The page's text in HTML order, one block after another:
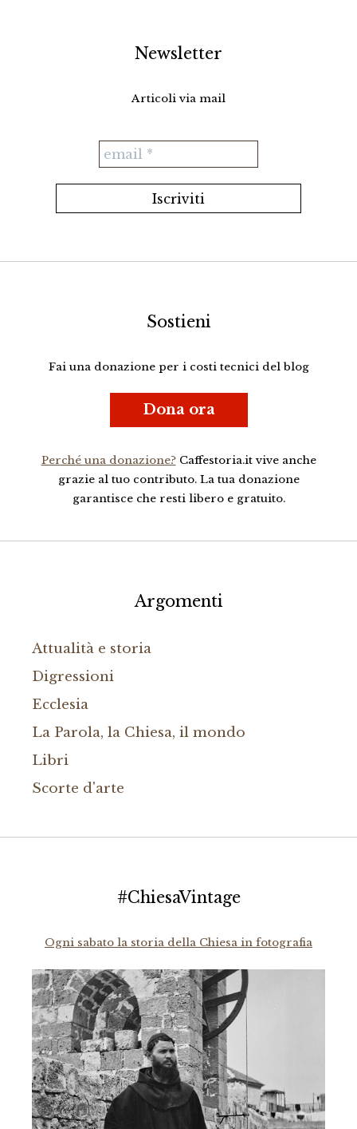
Newsletter
Articoli via mail
Sostieni
Fai una donazione per i costi tecnici del blog
Dona ora
Perché una donazione?Caffestoria.it vive anche
grazie al tuo contributo. La tua donazione
garantisce che resti libero e gratuito.
Argomenti
Attualità e storia
Digressioni
Ecclesia
La Parola, la Chiesa, il mondo
Libri
Scorte d'arte
#ChiesaVintage
Ogni sabato la storia della Chiesa in fotografia